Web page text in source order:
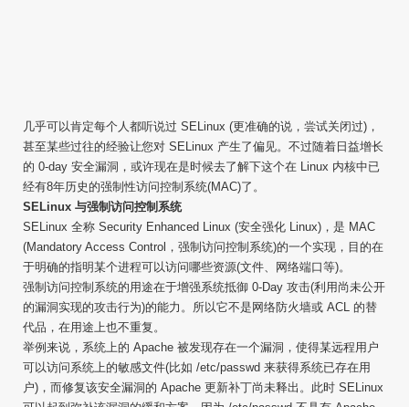
几乎可以肯定每个人都听说过 SELinux (更准确的说，尝试关闭过)，
甚至某些过往的经验让您对 SELinux 产生了偏见。不过随着日益增长
的 0-day 安全漏洞，或许现在是时候去了解下这个在 Linux 内核中已
经有8年历史的强制性访问控制系统(MAC)了。
SELinux 与强制访问控制系统
SELinux 全称 Security Enhanced Linux (安全强化 Linux)，是 MAC
(Mandatory Access Control，强制访问控制系统)的一个实现，目的在
于明确的指明某个进程可以访问哪些资源(文件、网络端口等)。
强制访问控制系统的用途在于增强系统抵御 0-Day 攻击(利用尚未公开
的漏洞实现的攻击行为)的能力。所以它不是网络防火墙或 ACL 的替
代品，在用途上也不重复。
举例来说，系统上的 Apache 被发现存在一个漏洞，使得某远程用户
可以访问系统上的敏感文件(比如 /etc/passwd 来获得系统已存在用
户)，而修复该安全漏洞的 Apache 更新补丁尚未释出。此时 SELinux